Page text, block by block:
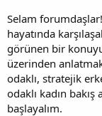
t
a
n
r
i
i
Selam
hayatında
görünen bir
üzerinden
odaklı, stratejik
odaklı kadın bakış
başlayalım.